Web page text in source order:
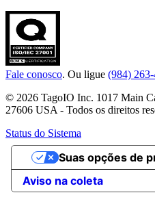
Fale conosco. Ou ligue (984)
© 2026 TagoIO Inc. 1017 Main
27606 USA - Todos os direitos
Status do Sistema
Aviso na coleta
Suas opções de